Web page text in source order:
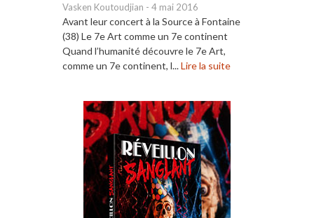
Vasken Koutoudjian - 4 mai 2016
Avant leur concert à la Source à Fontaine
(38) Le 7e Art comme un 7e continent
Quand l’humanité découvre le 7e Art,
comme un 7e continent, l...Lire la suite